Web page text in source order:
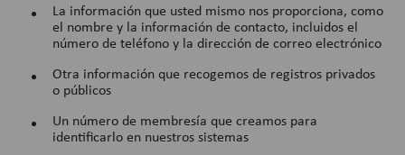
La información que usted mismo nos proporciona, como
el nombre y la información de contacto, incluidos el
número de teléfono y la dirección de correo electrónico
Otra información que recogemos de registros privados
o públicos
Un número de membresía que creamos para
identificarlo en nuestros sistemas